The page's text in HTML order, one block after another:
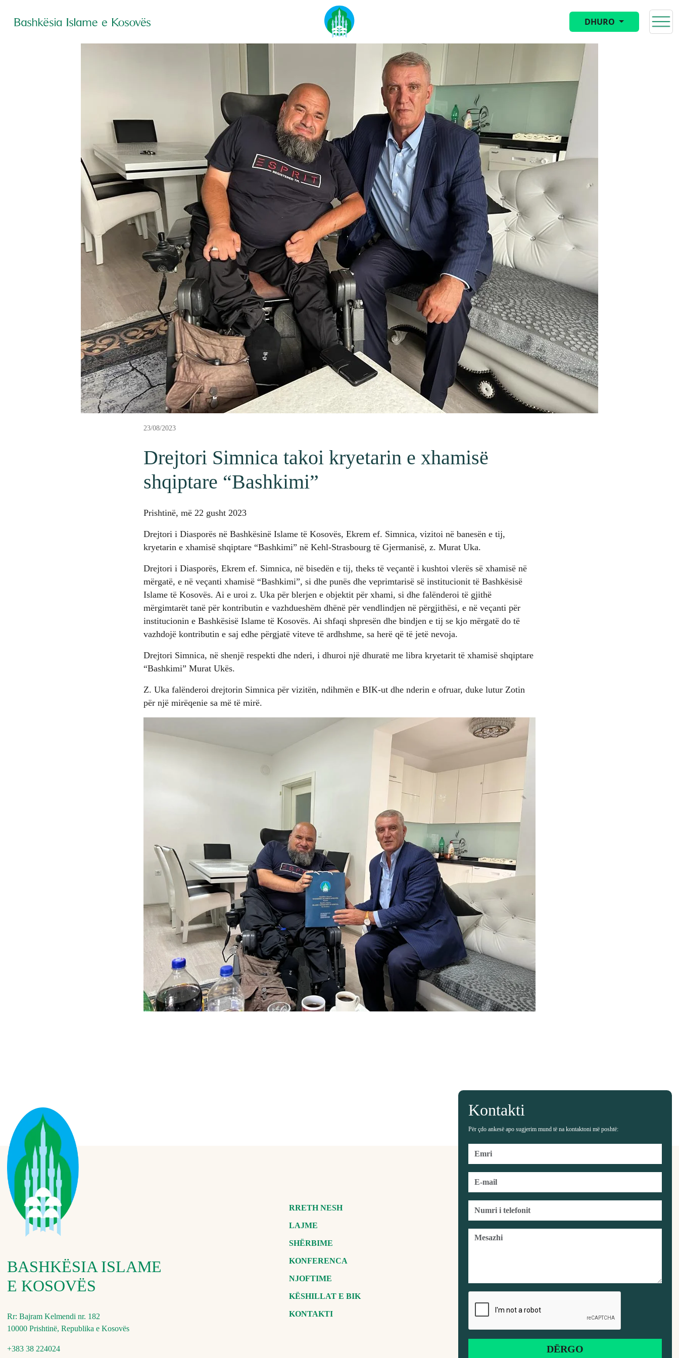
DHURO
23/08/2023
Drejtori Simnica takoi kryetarin e xhamisë
shqiptare “Bashkimi”
Prishtinë, më 22 gusht 2023
Drejtori i Diasporës në Bashkësinë Islame të Kosovës, Ekrem ef. Simnica, vizitoi në banesën e tij,
kryetarin e xhamisë shqiptare “Bashkimi” në Kehl-Strasbourg të Gjermanisë, z. Murat Uka.
Drejtori i Diasporës, Ekrem ef. Simnica, në bisedën e tij, theks të veçantë i kushtoi vlerës së xhamisë në
mërgatë, e në veçanti xhamisë “Bashkimi”, si dhe punës dhe veprimtarisë së institucionit të Bashkësisë
Islame të Kosovës. Ai e uroi z. Uka për blerjen e objektit për xhami, si dhe falënderoi të gjithë
mërgimtarët tanë për kontributin e vazhdueshëm dhënë për vendlindjen në përgjithësi, e në veçanti për
institucionin e Bashkësisë Islame të Kosovës. Ai shfaqi shpresën dhe bindjen e tij se kjo mërgatë do të
vazhdojë kontributin e saj edhe përgjatë viteve të ardhshme, sa herë që të jetë nevoja.
Drejtori Simnica, në shenjë respekti dhe nderi, i dhuroi një dhuratë me libra kryetarit të xhamisë shqiptare
“Bashkimi” Murat Ukës.
Z. Uka falënderoi drejtorin Simnica për vizitën, ndihmën e BIK-ut dhe nderin e ofruar, duke lutur Zotin
për një mirëqenie sa më të mirë.
BASHKËSIA ISLAME
E KOSOVËS
Rr: Bajram Kelmendi nr. 182
10000 Prishtinë, Republika e Kosovës
+383 38 224024
RRETH NESH
LAJME
SHËRBIME
KONFERENCA
NJOFTIME
KËSHILLAT E BIK
KONTAKTI
Kontakti
Për çdo ankesë apo sugjerim mund të na kontaktoni më poshtë: